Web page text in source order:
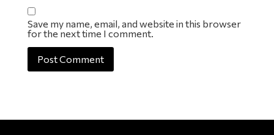
Save my name, email, and website in this browser
for the next time I comment.